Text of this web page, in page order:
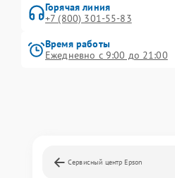
Горячая линия
+7 (800) 301-55-83
Время работы
Ежедневно с 9:00 до 21:00
Сервисный центр Epson